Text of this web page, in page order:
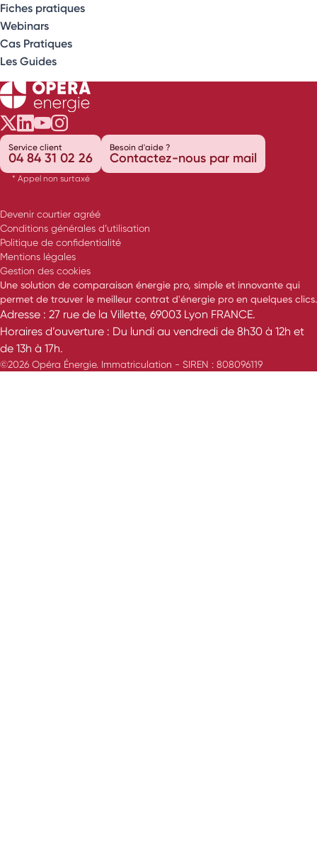
Fiches pratiques
Webinars
Cas Pratiques
Les Guides
Opéra Énergie sur Twitter
Opéra Énergie sur LinkedIn
Opéra Énergie sur Youtube
Opéra Énergie sur Instagram
Service client
04 84 31 02 26
* Appel non surtaxé
Besoin d'aide ?
Contactez-nous par mail
Devenir courtier agréé
Conditions générales d’utilisation
Politique de confidentialité
Mentions légales
Gestion des cookies
Une solution de comparaison énergie pro, simple et innovante qui
permet de trouver le meilleur contrat d'énergie pro en quelques clics.
Adresse : 27 rue de la Villette, 69003 Lyon FRANCE.
Horaires d’ouverture : Du lundi au vendredi de 8h30 à 12h et
de 13h à 17h.
©2026 Opéra Énergie. Immatriculation - SIREN : 808096119